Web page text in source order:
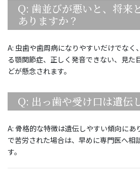
Q: 歯並びが悪いと、将来
ありますか？
A: 虫歯や歯周病になりやすいだけでなく
る顎関節症、正しく発音できない、見た
どが懸念されます。
Q: 出っ歯や受け口は遺伝
A: 骨格的な特徴は遺伝しやすい傾向にあ
で苦労された場合は、早めに専門医へ相
す。